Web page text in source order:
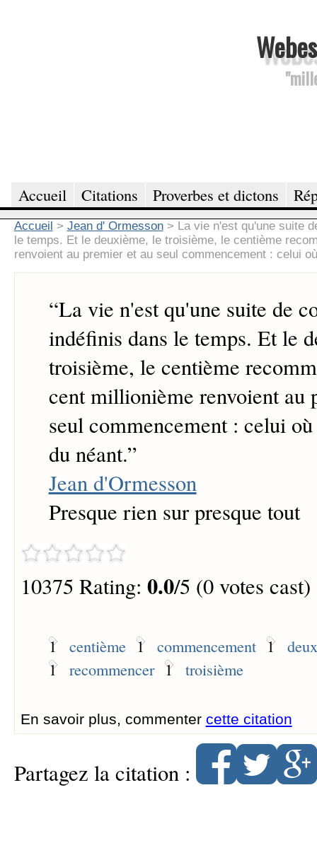
Accueil Citations Proverbes et dictons
Accueil > Jean d' Ormesson > La vie n'est qu'une suite
le temps. Et le deuxième, le troisième, le centième
renvoient au premier et au seul commencement : celui
“La vie n'est qu'une suite de
indéfinis dans le temps. Et le
troisième, le centième
cent millionième renvoient au
seul commencement : celui
du néant.”
Jean d'Ormesson
Presque rien sur presque tout
10375 Rating: 0.0/5 (0 votes cast)
1 centième 1 commencement 1
1
recommencer 1 troisième
En savoir plus, commenter cette citation
Partagez la citation :